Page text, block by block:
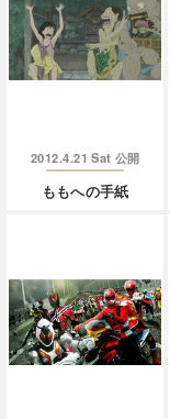
2012.4.21 Sat 公開
ももへの手紙